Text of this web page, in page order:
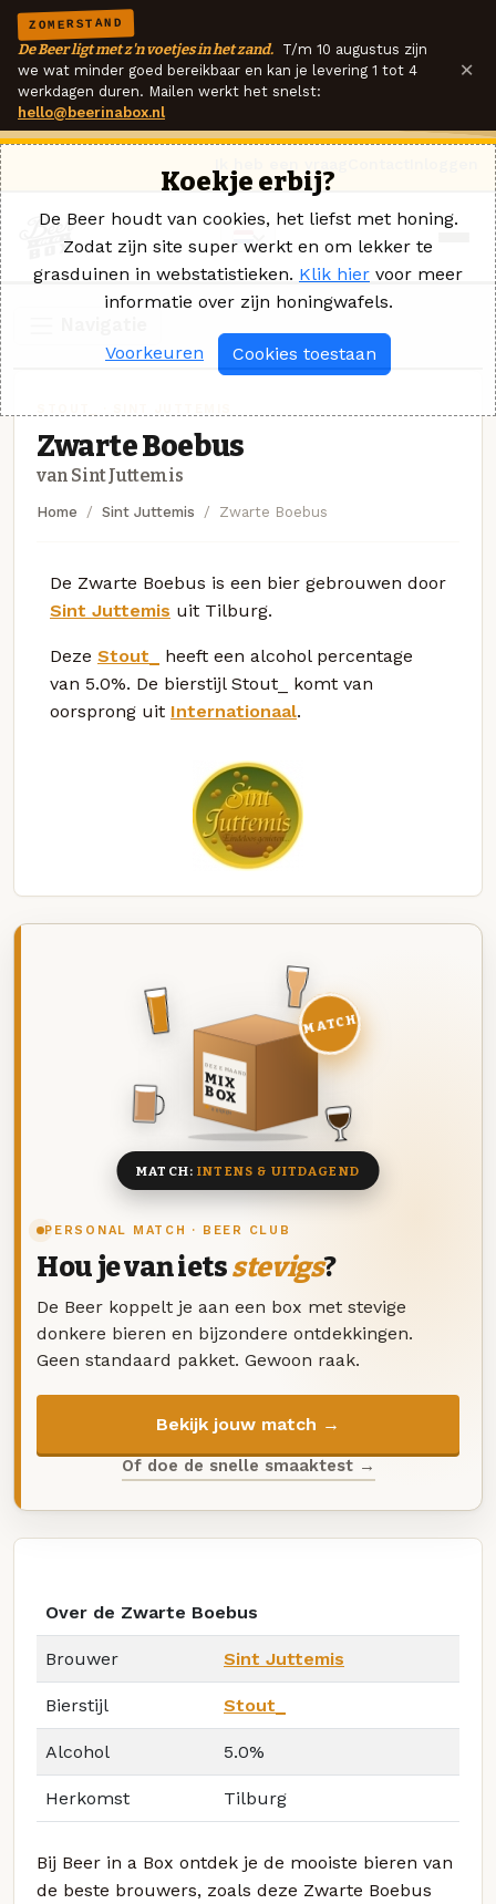
ZOMERSTAND
De Beer ligt met z'n voetjes in het zand. T/m 10 augustus zijn
we wat minder goed bereikbaar en kan je levering 1 tot 4
werkdagen duren. Mailen werkt het snelst:
hello@beerinabox.nl
×
Zwarte Boebus
van Sint Juttemis
Home Sint Juttemis Zwarte Boebus
De Zwarte Boebus is een bier gebrouwen door
Sint Juttemis uit Tilburg.
Deze Stout_
heeft een alcohol percentage
van 5.0%. De bierstijl Stout_ komt van
oorsprong uit Internationaal.
PERSONAL MATCH · BEER CLUB
Hou je van ietsstevigs?
De Beer koppelt je aan een box met stevige
donkere bieren en bijzondere ontdekkingen.
Geen standaard pakket. Gewoon raak.
Bekijk jouw match →
Of doe de snelle smaaktest →
DEZE MAAND
MIX
BOX
8 BIEREN
MATCH
MATCH:INTENS & UITDAGEND
Over de Zwarte Boebus
Brouwer Sint Juttemis
Bierstijl Stout_
Alcohol 5.0%
Herkomst Tilburg
Bij Beer in a Box ontdek je de mooiste bieren van
de beste brouwers, zoals deze Zwarte Boebus
Koekje erbij?
De Beer houdt van cookies, het liefst met honing.
Zodat zijn site super werkt en om lekker te
grasduinen in webstatistieken. Klik hier voor meer
informatie over zijn honingwafels.
Voorkeuren Cookies toestaan